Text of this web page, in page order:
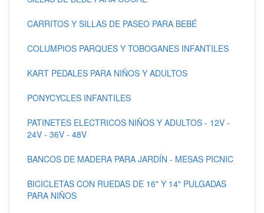
CARRITOS Y SILLAS DE PASEO PARA BEBÉ
COLUMPIOS PARQUES Y TOBOGANES INFANTILES
KART PEDALES PARA NIÑOS Y ADULTOS
PONYCYCLES INFANTILES
PATINETES ELECTRICOS NIÑOS Y ADULTOS - 12V -
24V - 36V - 48V
BANCOS DE MADERA PARA JARDÍN - MESAS PICNIC
BICICLETAS CON RUEDAS DE 16" Y 14" PULGADAS
PARA NIÑOS